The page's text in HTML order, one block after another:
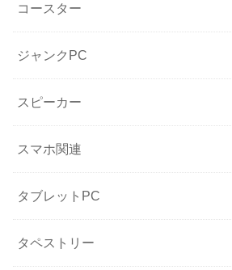
コースター
ジャンクPC
スピーカー
スマホ関連
タブレットPC
タペストリー